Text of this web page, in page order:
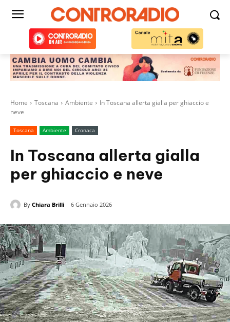
Home Toscana Ambiente
In Toscana allerta gialla per ghiaccio e
neve
Toscana Ambiente Cronaca
In Toscana allerta gialla
per ghiaccio e neve
By Chiara Brilli 6 Gennaio 2026